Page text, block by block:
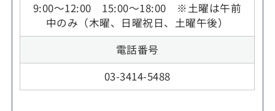
9:00～12:00 15:00～18:00 ※土曜は午前
中のみ（木曜、日曜祝日、土曜午後）
電話番号
03-3414-5488